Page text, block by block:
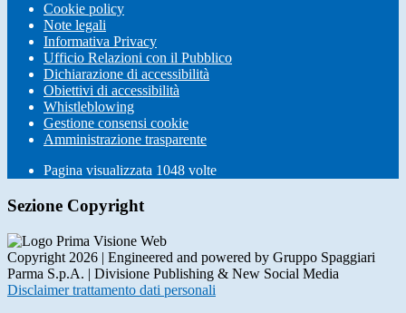
Cookie policy
Note legali
Informativa Privacy
Ufficio Relazioni con il Pubblico
Dichiarazione di accessibilità
Obiettivi di accessibilità
Whistleblowing
Gestione consensi cookie
Amministrazione trasparente
Pagina visualizzata 1048 volte
Sezione Copyright
Copyright 2026 | Engineered and powered by Gruppo Spaggiari
Parma S.p.A. | Divisione Publishing & New Social Media
Disclaimer trattamento dati personali